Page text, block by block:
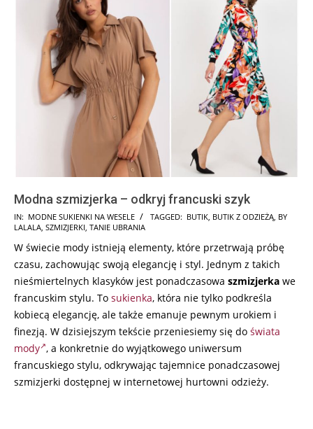
Modna szmizjerka – odkryj francuski szyk
2024-
01-
12
IN: MODNE SUKIENKI NA WESELE TAGGED: BUTIK, BUTIK Z ODZIEŻĄ, BY
LALALA, SZMIZJERKI, TANIE UBRANIA
W świecie mody istnieją elementy, które przetrwają próbę
czasu, zachowując swoją elegancję i styl. Jednym z takich
nieśmiertelnych klasyków jest ponadczasowa szmizjerka we
francuskim stylu. To sukienka, która nie tylko podkreśla
kobiecą elegancję, ale także emanuje pewnym urokiem i
finezją. W dzisiejszym tekście przeniesiemy się do świata
mody , a konkretnie do wyjątkowego uniwersum
francuskiego stylu, odkrywając tajemnice ponadczasowej
szmizjerki dostępnej w internetowej hurtowni odzieży.